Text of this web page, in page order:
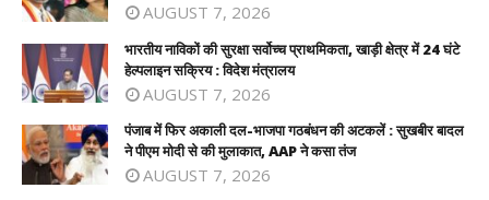
AUGUST 7, 2026
भारतीय नाविकों की सुरक्षा सर्वोच्च प्राथमिकता, खाड़ी क्षेत्र में 24 घंटे
हेल्पलाइन सक्रिय : विदेश मंत्रालय
AUGUST 7, 2026
पंजाब में फिर अकाली दल-भाजपा गठबंधन की अटकलें : सुखबीर बादल
ने पीएम मोदी से की मुलाकात, AAP ने कसा तंज
AUGUST 7, 2026